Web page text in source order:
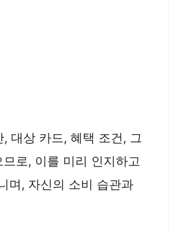
대상 카드, 혜택 조건, 그
로, 이를 미리 인지하고
며, 자신의 소비 습관과